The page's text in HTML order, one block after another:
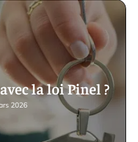
la loi Pinel ?
2026